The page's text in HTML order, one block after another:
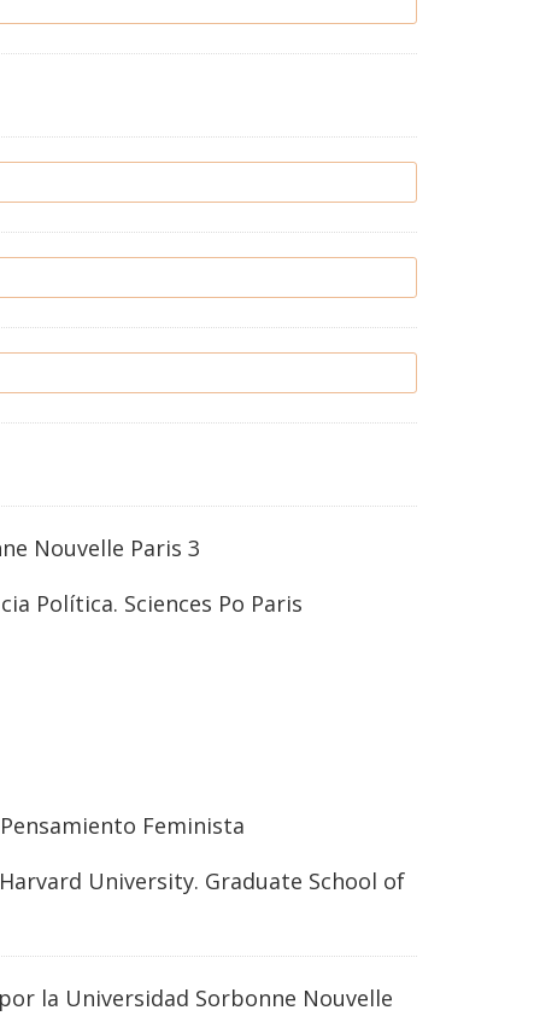
Nouvelle Paris 3
Política. Sciences Po Paris
Feminista
University. Graduate School of
la Universidad Sorbonne Nouvelle